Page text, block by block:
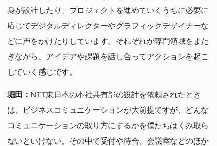
身が設計したり、プロジェクトを進めていくうちに必要に
応じてデジタルディレクターやグラフィックデザイナーな
どに声をかけたりしています。それぞれが専門領域をまた
ぎながら、アイデアや課題を話し合ってアクションを起こ
していく感じです。
堀田： NTT東日本の本社共有部の設計を依頼されたとき
は、ビジネスコミュニケーションが大前提ですが、どんな
コミュニケーションの取り方にするかを僕たちはくみ取ら
ないといけない。その中で受付や待合、会議室などのほか